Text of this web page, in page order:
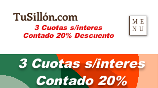
TuSillón.com
3 Cuotas s/interes
Contado 20% Descuento
ME
NU
3 Cuotas s/interes
Contado 20%